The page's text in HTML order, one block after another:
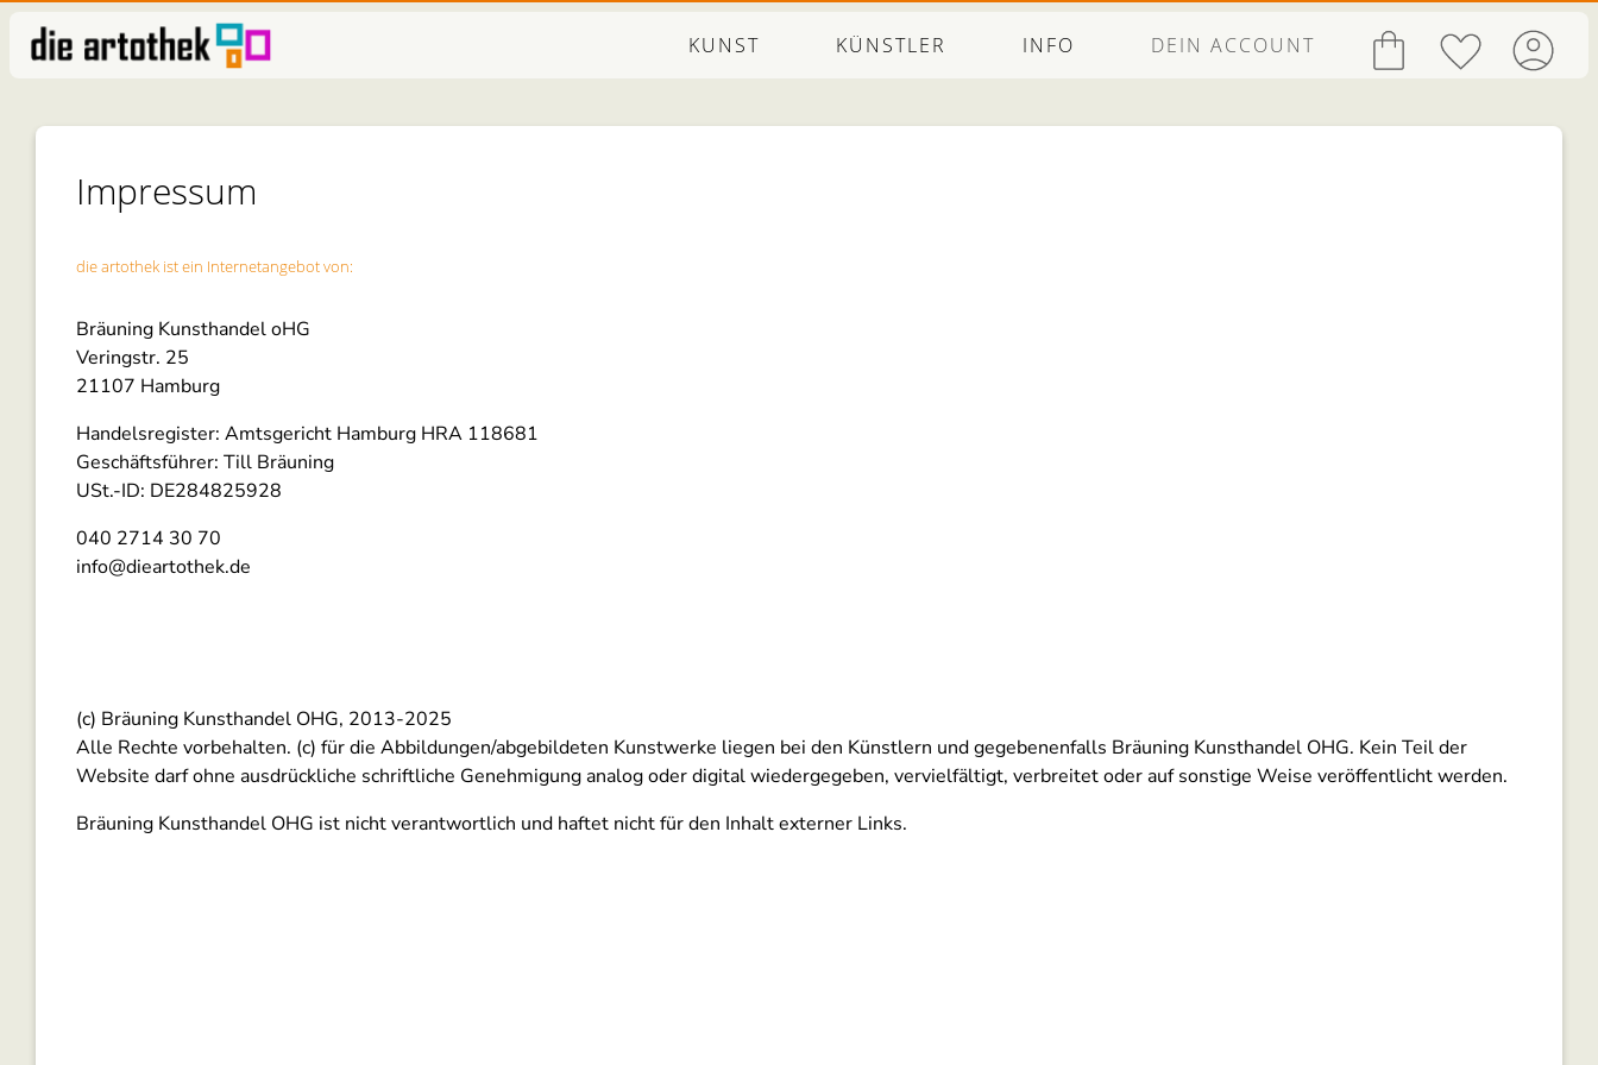
KUNST KÜNSTLER INFO DEIN ACCOUNT
Impressum
die artothek ist ein Internetangebot von:
Bräuning Kunsthandel oHG
Veringstr. 25
21107 Hamburg
Handelsregister: Amtsgericht Hamburg HRA 118681
Geschäftsführer: Till Bräuning
USt.-ID: DE284825928
040 2714 30 70
info@dieartothek.de
(c) Bräuning Kunsthandel OHG, 2013-2025
Alle Rechte vorbehalten. (c) für die Abbildungen/abgebildeten Kunstwerke liegen bei den Künstlern und gegebenenfalls Bräuning Kunsthandel OHG. Kein Teil der
Website darf ohne ausdrückliche schriftliche Genehmigung analog oder digital wiedergegeben, vervielfältigt, verbreitet oder auf sonstige Weise veröffentlicht werden.
Bräuning Kunsthandel OHG ist nicht verantwortlich und haftet nicht für den Inhalt externer Links.